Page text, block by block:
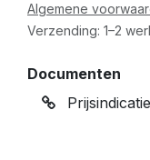
Algemene
Verzending: 1–2
Documenten